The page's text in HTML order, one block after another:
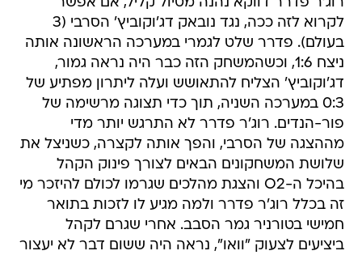
רוג'ר פדרר דווקא נהנה מטיול קליל, אם אפשר
לקרוא לזה ככה, נגד נובאק דג'וקוביץ' הסרבי (3
בעולם). פדרר שלט לגמרי במערכה הראשונה אותה
ניצח 1:6, וכשהמשחק הזה כבר היה נראה גמור,
דג'וקוביץ' הצליח להתאושש ועלה ליתרון מפתיע של
0:3 במערכה השניה, תוך כדי תצוגה מרשימה של
פור-הנדים. רוג'ר פדרר לא התרגש יותר מדי
מההצגה של הסרבי, והפך אותה לקצרה, כשניצל את
שלושת המשחקונים הבאים לצורך פינוק הקהל
בהיכל ה-O2 והצגת מהלכים שגרמו לכולם להיזכר מי
זה בכלל רוג'ר פדרר ולמה מגיע לו לזכות בתואר
חמישי בטורניר גמר הסבב. אחרי שגרם לקהל
ביציעים לצעוק "וואו", נראה היה ששום דבר לא יעצור